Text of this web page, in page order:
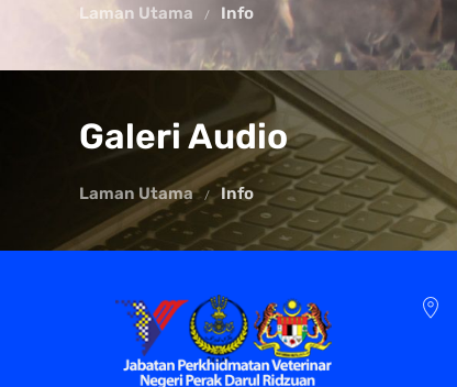
Laman Utama Info
Galeri Audio
Laman Utama Info